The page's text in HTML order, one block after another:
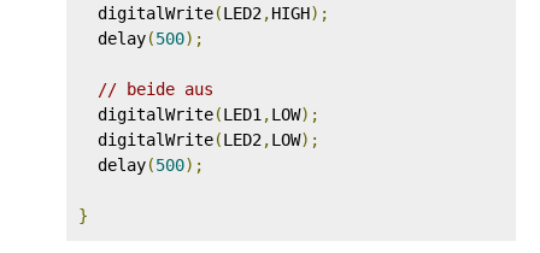
digitalWrite(LED2,HIGH);
delay(500);
// beide aus
digitalWrite(LED1,LOW);
digitalWrite(LED2,LOW);
delay(500);
}